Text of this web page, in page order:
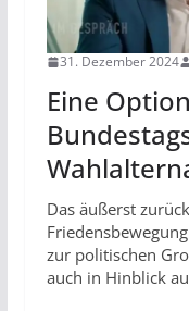
31. Dezember 2024
Eine
Das äußerst
zur politischen
auch in Hinblick